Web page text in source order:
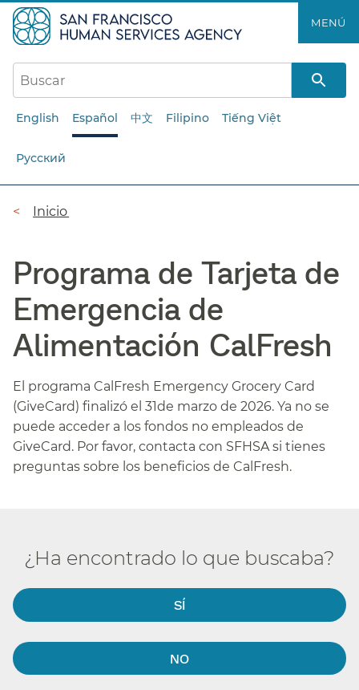
al
contenido
principal​​
MENÚ​​
English Español 中文 Filipino Tiếng Việt
Русский
Ruta
navegación​​
Inicio​​
Programa de Tarjeta de
Emergencia de
Alimentación CalFresh​​
El programa CalFresh Emergency Grocery Card
(GiveCard) finalizó el 31de marzo de 2026. Ya no se
puede acceder a los fondos no empleados de
GiveCard. Por favor, contacta con SFHSA si tienes
preguntas sobre los beneficios de CalFresh.​​
¿Ha encontrado lo que buscaba?​​
SÍ​​
NO​​